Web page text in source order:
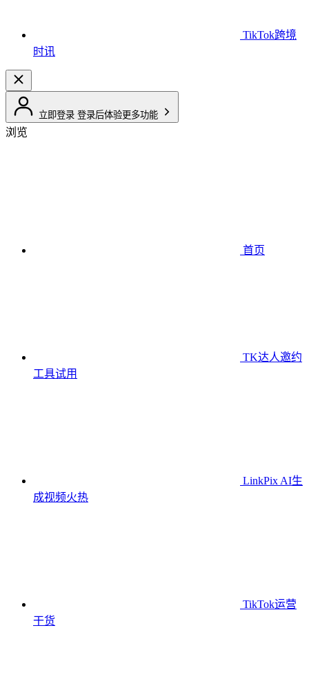
TikTok跨境
时讯
立即登录 登录后体验更多功能
浏览
首页
TK达人邀约
工具试用
LinkPix AI生
成视频火热
TikTok运营
干货